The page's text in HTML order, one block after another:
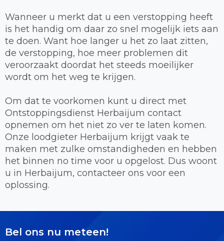
Wanneer u merkt dat u een verstopping heeft
is het handig om daar zo snel mogelijk iets aan
te doen. Want hoe langer u het zo laat zitten,
de verstopping, hoe meer problemen dit
veroorzaakt doordat het steeds moeilijker
wordt om het weg te krijgen.
Om dat te voorkomen kunt u direct met
Ontstoppingsdienst Herbaijum contact
opnemen om het niet zo ver te laten komen.
Onze loodgieter Herbaijum krijgt vaak te
maken met zulke omstandigheden en hebben
het binnen no time voor u opgelost. Dus woont
u in Herbaijum, contacteer ons voor een
oplossing.
Bel ons nu meteen!